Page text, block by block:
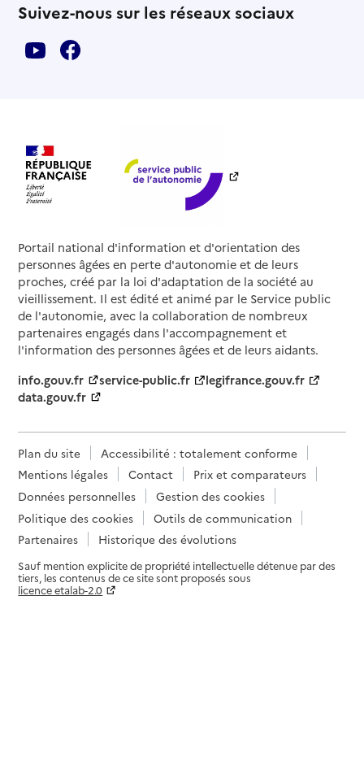
Suivez-nous sur les réseaux sociaux
Portail national d'information et d'orientation des
personnes âgées en perte d'autonomie et de leurs
proches, créé par la loi d'adaptation de la société au
vieillissement. Il est édité et animé par le Service public
de l'autonomie, avec la collaboration de nombreux
partenaires engagés dans l'accompagnement et
l'information des personnes âgées et de leurs aidants.
info.gouv.fr
service-public.fr
legifrance.gouv.fr
data.gouv.fr
Plan du site
Accessibilité : totalement conforme
Mentions légales
Contact
Prix et comparateurs
Données personnelles
Gestion des cookies
Politique des cookies
Outils de communication
Partenaires
Historique des évolutions
Sauf mention explicite de propriété intellectuelle détenue par des
tiers, les contenus de ce site sont proposés sous
licence etalab-2.0